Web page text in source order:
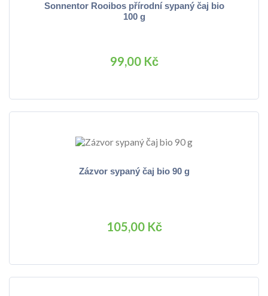
Sonnentor Rooibos přírodní sypaný čaj bio
100 g
99,00 Kč
Zázvor sypaný čaj bio 90 g
105,00 Kč